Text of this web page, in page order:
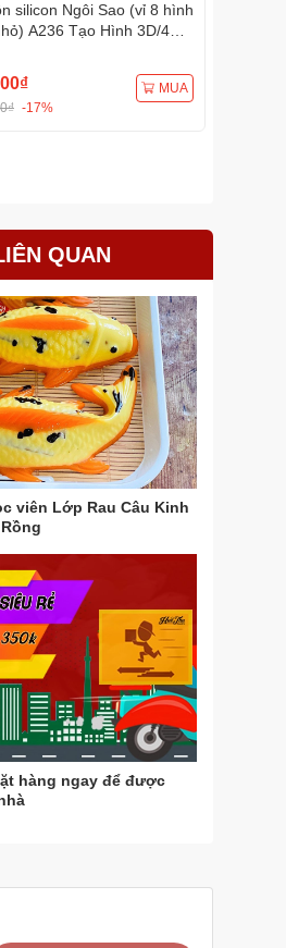
silicon Ngôi Sao (vỉ 8 hình
A236 Tạo Hình 3D/4D
-17%
MUA
QUAN
viên Lớp Rau Câu Kinh
hàng ngay để được